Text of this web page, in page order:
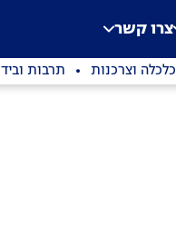
צרו קשר
כלכלה וצרכנות תרבות